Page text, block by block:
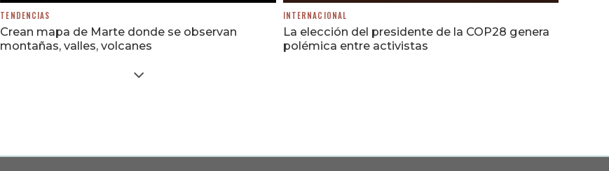
TENDENCIAS
Crean mapa de Marte donde se observan
montañas, valles, volcanes
INTERNACIONAL
La elección del presidente de la COP28 genera
polémica entre activistas